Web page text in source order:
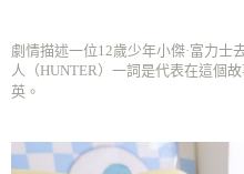
劇情描述一位12歲少年小傑·富力
人（HUNTER）一詞是代表在這個
英。